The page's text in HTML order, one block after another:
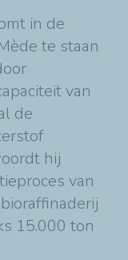
in de
te staan
van
de
hij
van
15.000 ton